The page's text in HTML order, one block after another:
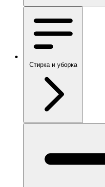
Стирка и уборка